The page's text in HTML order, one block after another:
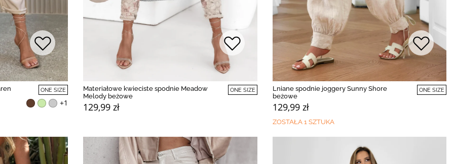
ONE SIZE
+1
Materiałowe kwieciste spodnie Meadow
Melody beżowe
129,99 zł
ONE SIZE
Lniane spodnie joggery Sunny Shore
beżowe
129,99 zł
ONE SIZE
ZOSTAŁA 1 SZTUKA